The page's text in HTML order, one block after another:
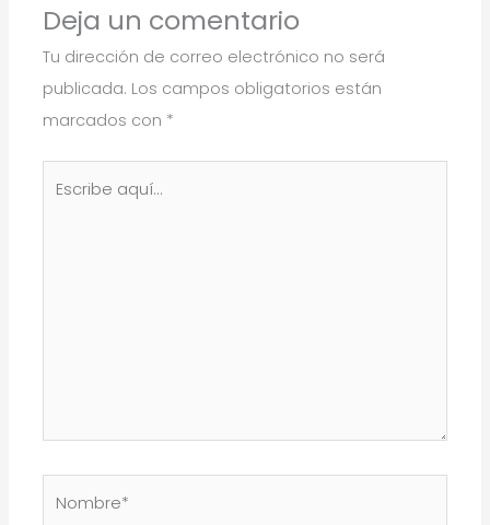
Deja un comentario
Tu dirección de correo electrónico no será
publicada. Los campos obligatorios están
marcados con *